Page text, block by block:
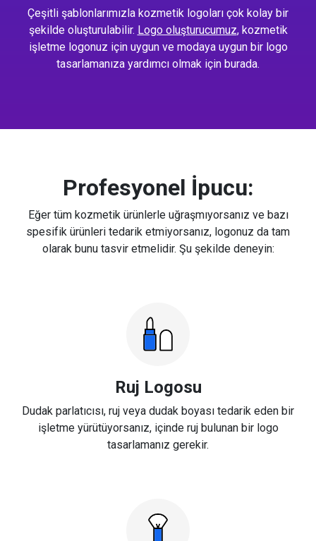
Çeşitli şablonlarımızla kozmetik logoları çok kolay bir
şekilde oluşturulabilir. Logo oluşturucumuz, kozmetik
işletme logonuz için uygun ve modaya uygun bir logo
tasarlamanıza yardımcı olmak için burada.
Profesyonel İpucu:
Eğer tüm kozmetik ürünlerle uğraşmıyorsanız ve bazı
spesifik ürünleri tedarik etmiyorsanız, logonuz da tam
olarak bunu tasvir etmelidir. Şu şekilde deneyin:
Ruj Logosu
Dudak parlatıcısı, ruj veya dudak boyası tedarik eden bir
işletme yürütüyorsanız, içinde ruj bulunan bir logo
tasarlamanız gerekir.